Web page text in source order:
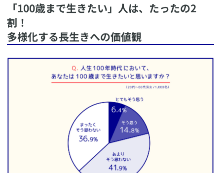
​「100歳まで生きたい」人は、たったの2
割！
多様化する長生きへの価値観